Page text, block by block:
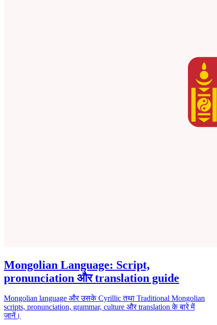
Mongolian Language: Script,
pronunciation और translation guide
Mongolian language और उसके Cyrillic तथा Traditional Mongolian
scripts, pronunciation, grammar, culture और translation के बारे में
जानें।